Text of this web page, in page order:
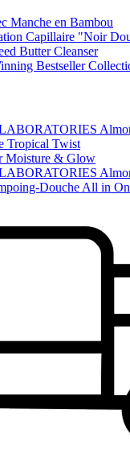
Manche en Bambou
Capillaire "Noir
Butter Cleanser
Bestseller
Tropical Twist
Moisture & Glow
Douche All in